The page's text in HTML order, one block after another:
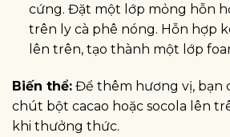
cứng. Đặt một lớp mỏng hỗn
trên ly cà phê nóng. Hỗn hợp
lên trên, tạo thành một lớp
Biến thể: Để thêm hương vị, bạn
chút bột cacao hoặc socola lên
khi thưởng thức.